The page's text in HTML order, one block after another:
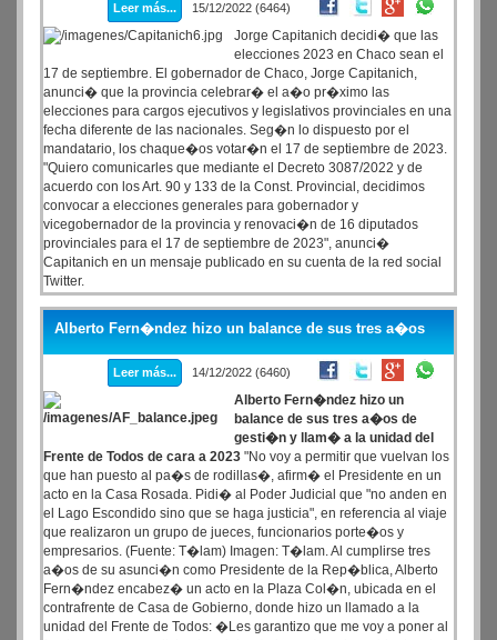
Leer más... 15/12/2022 (6464)
Jorge Capitanich decidi� que las
elecciones 2023 en Chaco sean el
17 de septiembre. El gobernador de Chaco, Jorge Capitanich,
anunci� que la provincia celebrar� el a�o pr�ximo las
elecciones para cargos ejecutivos y legislativos provinciales en una
fecha diferente de las nacionales. Seg�n lo dispuesto por el
mandatario, los chaque�os votar�n el 17 de septiembre de 2023.
"Quiero comunicarles que mediante el Decreto 3087/2022 y de
acuerdo con los Art. 90 y 133 de la Const. Provincial, decidimos
convocar a elecciones generales para gobernador y
vicegobernador de la provincia y renovaci�n de 16 diputados
provinciales para el 17 de septiembre de 2023", anunci�
Capitanich en un mensaje publicado en su cuenta de la red social
Twitter.
Alberto Fern�ndez hizo un balance de sus tres a�os
Leer más... 14/12/2022 (6460)
Alberto Fern�ndez hizo un
balance de sus tres a�os de
gesti�n y llam� a la unidad del
Frente de Todos de cara a 2023 "No voy a permitir que vuelvan los
que han puesto al pa�s de rodillas�, afirm� el Presidente en un
acto en la Casa Rosada. Pidi� al Poder Judicial que "no anden en
el Lago Escondido sino que se haga justicia", en referencia al viaje
que realizaron un grupo de jueces, funcionarios porte�os y
empresarios. (Fuente: T�lam) Imagen: T�lam. Al cumplirse tres
a�os de su asunci�n como Presidente de la Rep�blica, Alberto
Fern�ndez encabez� un acto en la Plaza Col�n, ubicada en el
contrafrente de Casa de Gobierno, donde hizo un llamado a la
unidad del Frente de Todos: �Les garantizo que me voy a poner al